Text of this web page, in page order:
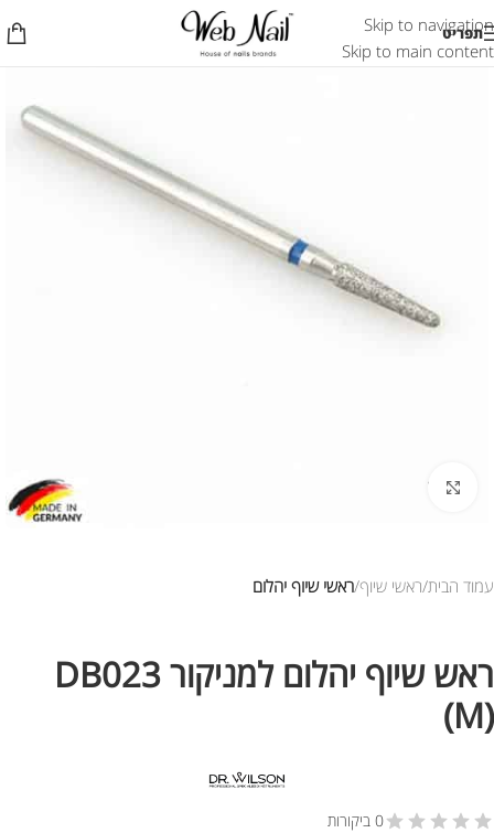
Skip to navigation
Skip to main content
תפריט
לחץ להגדלת התמונה
עמוד הבית ראשי שיוף ראשי שיוף יהלום
ראש שיוף יהלום למניקור DB023
(M)
0 ביקורות